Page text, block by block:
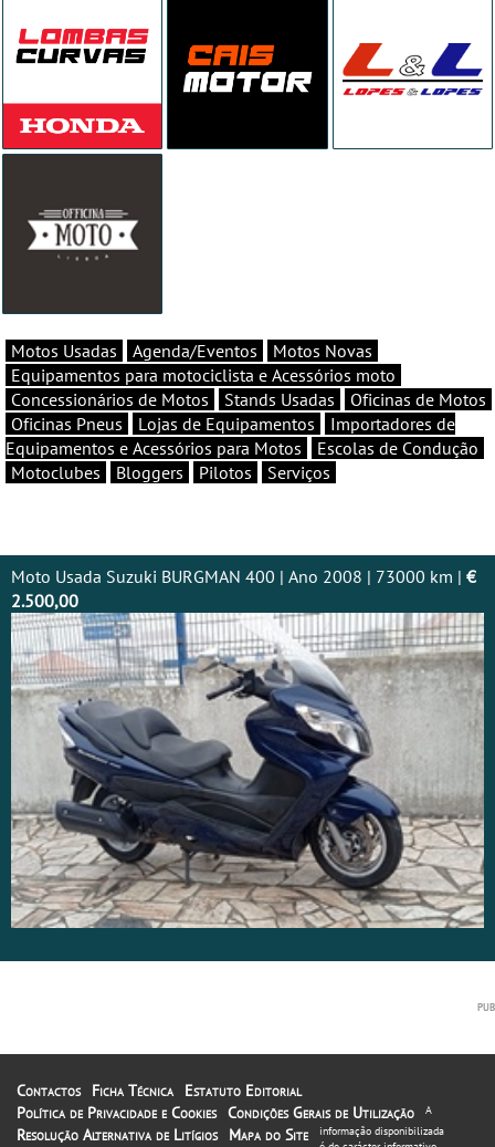
Motos Usadas Agenda/Eventos
Motos Novas
Equipamentos para motociclista e Acessórios moto
Concessionários de Motos
Stands Usadas
Oficinas de Motos
Oficinas Pneus
Lojas de Equipamentos
Importadores de
Equipamentos e Acessórios para Motos
Escolas de Condução
Motoclubes
Bloggers Pilotos Serviços
Moto Usada Suzuki BURGMAN 400 | Ano 2008 | 73000 km | €
2.500,00
Contactos Ficha Técnica
Estatuto Editorial
Política de Privacidade e Cookies Condições Gerais de Utilização
Resolução Alternativa de Litígios
Mapa do Site
A
informação disponibilizada